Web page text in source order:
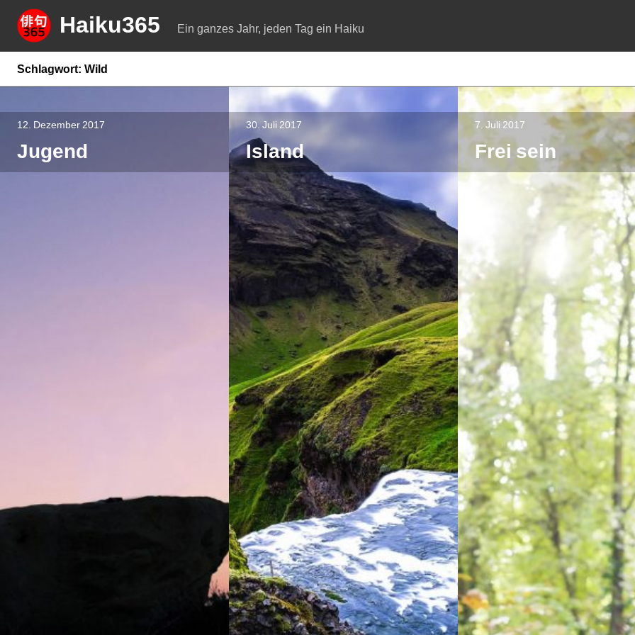
Springe
zum
Inhalt
Haiku365 Ein ganzes Jahr, jeden Tag ein Haiku
Schlagwort: Wild
12. Dezember 2017
Jugend
30. Juli 2017
Island
7. Juli 2017
Frei sein